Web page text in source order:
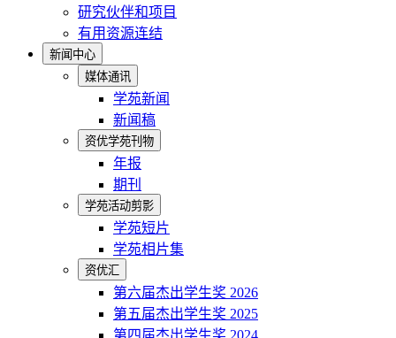
研究伙伴和项目
有用资源连结
新闻中心
媒体通讯
学苑新闻
新闻稿
资优学苑刊物
年报
期刊
学苑活动剪影
学苑短片
学苑相片集
资优汇
第六届杰出学生奖 2026
第五届杰出学生奖 2025
第四届杰出学生奖 2024